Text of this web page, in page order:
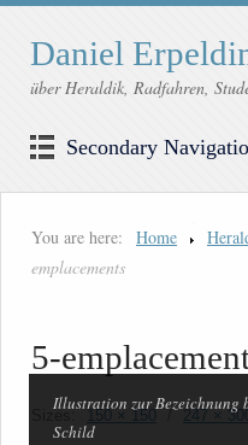
Daniel
über Heraldik, Radfahren,
Secondary
You are here: Home
emplacements
5-
150 × 150 247 × 300
Illustration zur Bezeichnung
Schild